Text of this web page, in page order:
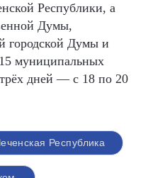
Республики, а
Думы,
городской Думы и
муниципальных
дней — с 18 по 20
Республика